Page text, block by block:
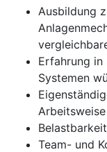
Ausbildung
Erfahrung
Systemen
Arbeitsweise
Team- und